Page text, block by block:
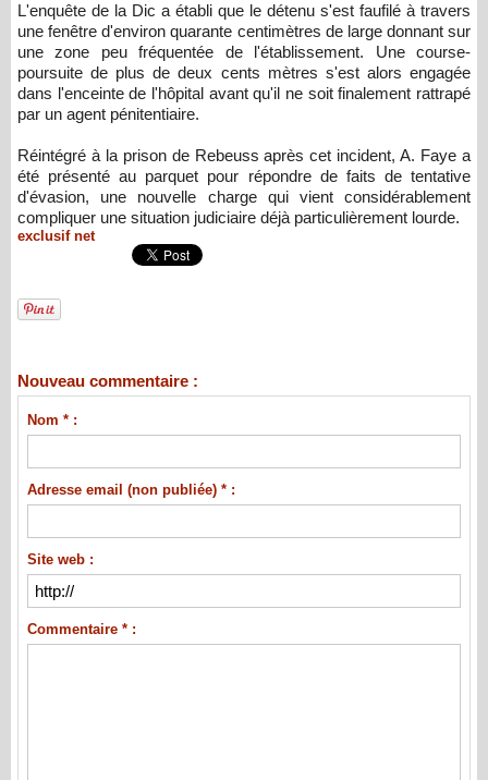
L'enquête de la Dic a établi que le détenu s'est faufilé à travers
une fenêtre d'environ quarante centimètres de large donnant sur
une zone peu fréquentée de l'établissement. Une course-
poursuite de plus de deux cents mètres s'est alors engagée
dans l'enceinte de l'hôpital avant qu'il ne soit finalement rattrapé
par un agent pénitentiaire.
Réintégré à la prison de Rebeuss après cet incident, A. Faye a
été présenté au parquet pour répondre de faits de tentative
d'évasion, une nouvelle charge qui vient considérablement
compliquer une situation judiciaire déjà particulièrement lourde.
exclusif net
Nouveau commentaire :
Nom * :
Adresse email (non publiée) * :
Site web :
Commentaire * :